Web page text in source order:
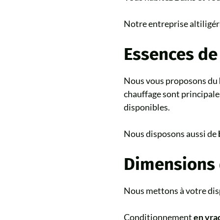
Notre entreprise
Essences
Nous vous proposons du
chauffage sont
disponibles.
Nous disposons aussi de
Nous mettons à votre
Conditionnementen